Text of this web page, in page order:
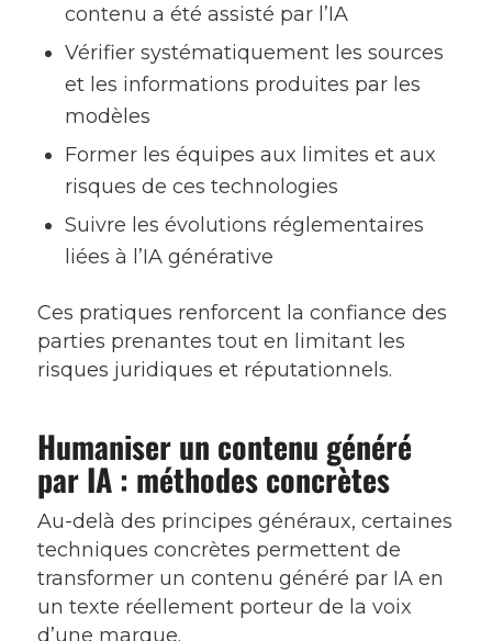
contenu a été assisté par l’IA
Vérifier systématiquement les sources
et les informations produites par les
modèles
Former les équipes aux limites et aux
risques de ces technologies
Suivre les évolutions réglementaires
liées à l’IA générative
Ces pratiques renforcent la confiance des
parties prenantes tout en limitant les
risques juridiques et réputationnels.
Humaniser un contenu généré
par IA : méthodes concrètes
Au-delà des principes généraux, certaines
techniques concrètes permettent de
transformer un contenu généré par IA en
un texte réellement porteur de la voix
d’une marque.